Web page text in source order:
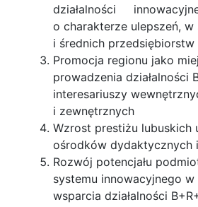
działalności
o charakterze ulepszeń, w
i średnich przedsiębiorstw
Promocja regionu jako
prowadzenia działalności
interesariuszy
i zewnętrznych
Wzrost prestiżu lubuskich
ośrodków dydaktycznych
Rozwój potencjału
systemu innowacyjnego w
wsparcia działalności